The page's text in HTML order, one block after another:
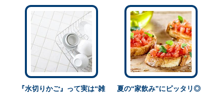
『水切りかご』って実は“雑
夏の“家飲み”にピッタリ◎